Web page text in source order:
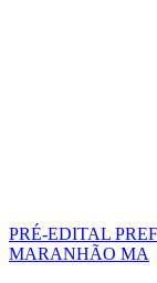
PRÉ-EDITAL
MARANHÃO MA